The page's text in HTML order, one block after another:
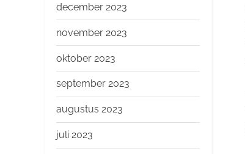
december 2023
november 2023
oktober 2023
september 2023
augustus 2023
juli 2023